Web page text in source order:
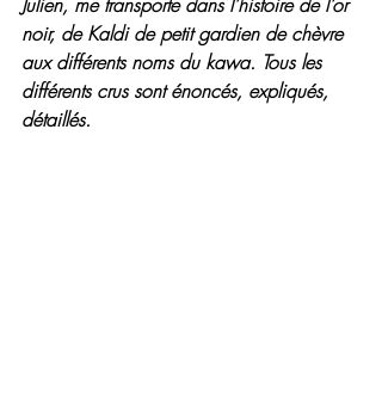
noir, de Kaldi de petit gardien de chèvre
aux différents noms du kawa. Tous les
différents crus sont énoncés, expliqués,
détaillés.